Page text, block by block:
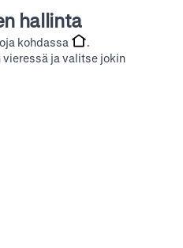
hallinta
kohdassa
.
ja valitse jokin